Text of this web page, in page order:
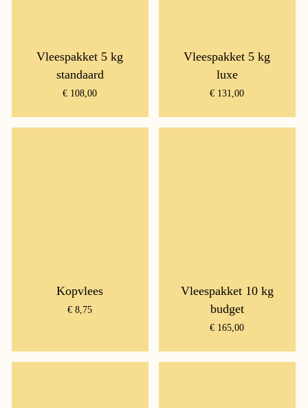
Vleespakket 5 kg
standaard
€ 108,00
Vleespakket 5 kg
luxe
€ 131,00
Kopvlees
€ 8,75
Vleespakket 10 kg
budget
€ 165,00